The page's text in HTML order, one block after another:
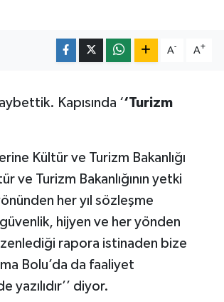
A- A+
Kapısında ‘‘Turizm
Kültür ve Turizm Bakanlığı
Turizm Bakanlığının yetki
her yıl sözleşme
hijyen ve her yönden
rapora istinaden bize
Bolu’da da faaliyet
diyor.